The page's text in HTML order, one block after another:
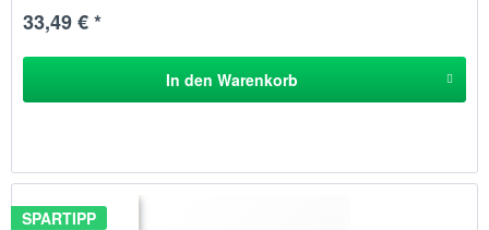
33,49 € *
In den Warenkorb
SPARTIPP